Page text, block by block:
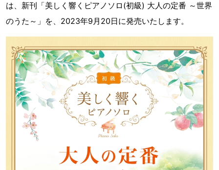
は、新刊「美しく響くピアノソロ(初級) 大人の定番 ～世界
のうた～」を、2023年9月20日に発売いたします。